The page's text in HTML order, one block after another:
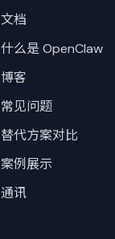
文档
什么是 OpenClaw
博客
常见问题
替代方案对比
案例展示
通讯